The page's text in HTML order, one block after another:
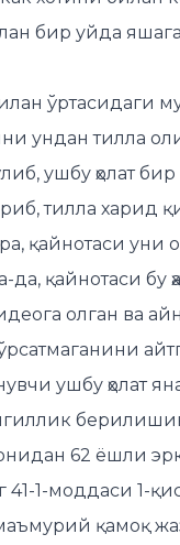
ўртасидаги
ундан тилла
ушбу ҳолат
тилла харид
қайнотаси уни
қайнотаси бу
олган ва
ушбу ҳолат
62 ёшли
41-1-моддаси 1-
қамоқ
кузатиб